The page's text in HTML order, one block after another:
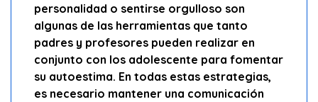
personalidad o sentirse orgulloso son
algunas de las herramientas que tanto
padres y profesores pueden realizar en
conjunto con los adolescente para fomentar
su autoestima. En todas estas estrategias,
es necesario mantener una comunicación